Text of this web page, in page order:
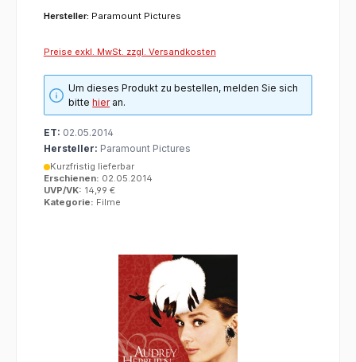
Hersteller: Paramount Pictures
Preise exkl. MwSt. zzgl. Versandkosten
Um dieses Produkt zu bestellen, melden Sie sich
bittehieran.
ET: 02.05.2014
Hersteller: Paramount Pictures
Kurzfristig lieferbar
Erschienen: 02.05.2014
UVP/VK: 14,99 €
Kategorie: Filme